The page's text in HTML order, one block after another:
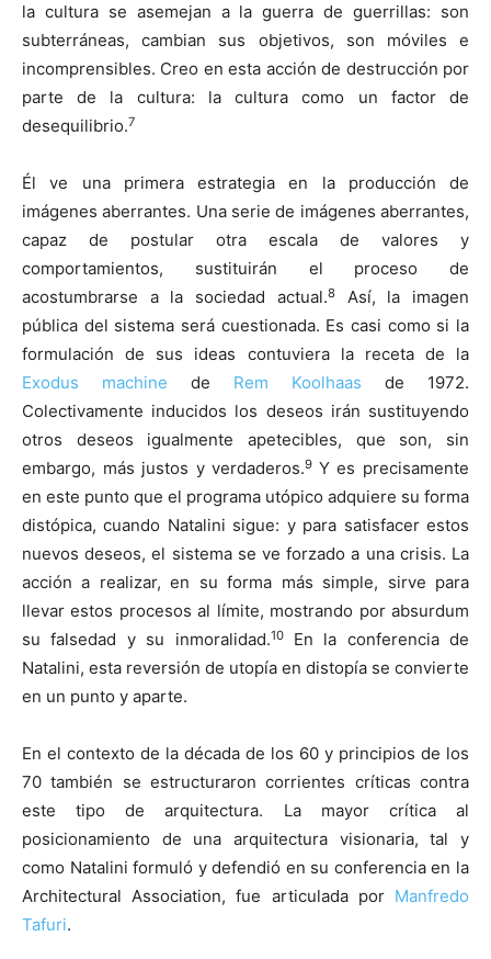
la cultura se asemejan a la guerra de guerrillas: son
subterráneas, cambian sus objetivos, son móviles e
incomprensibles. Creo en esta acción de destrucción por
parte de la cultura: la cultura como un factor de
desequilibrio.7
Él ve una primera estrategia en la producción de
imágenes aberrantes. Una serie de imágenes aberrantes,
capaz de postular otra escala de valores y
comportamientos, sustituirán el proceso de
acostumbrarse a la sociedad actual.8Así, la imagen
pública del sistema será cuestionada. Es casi como si la
formulación de sus ideas contuviera la receta de la
Exodus machine de Rem Koolhaas de 1972.
Colectivamente inducidos los deseos irán sustituyendo
otros deseos igualmente apetecibles, que son, sin
embargo, más justos y verdaderos.9 Y es precisamente
en este punto que el programa utópico adquiere su forma
distópica, cuando Natalini sigue: y para satisfacer estos
nuevos deseos, el sistema se ve forzado a una crisis. La
acción a realizar, en su forma más simple, sirve para
llevar estos procesos al límite, mostrando por absurdum
su falsedad y su inmoralidad.10En la conferencia de
Natalini, esta reversión de utopía en distopía se convierte
en un punto y aparte.
En el contexto de la década de los 60 y principios de los
70 también se estructuraron corrientes críticas contra
este tipo de arquitectura. La mayor crítica al
posicionamiento de una arquitectura visionaria, tal y
como Natalini formuló y defendió en su conferencia en la
Architectural Association, fue articulada por Manfredo
Tafuri.